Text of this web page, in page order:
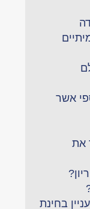
אשר
את
בחינת